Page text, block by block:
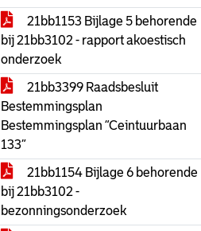
21bb1153 Bijlage 5 behorende
bij 21bb3102 - rapport akoestisch
onderzoek
21bb3399 Raadsbesluit
Bestemmingsplan
Bestemmingsplan “Ceintuurbaan
133”
21bb1154 Bijlage 6 behorende
bij 21bb3102 -
bezonningsonderzoek